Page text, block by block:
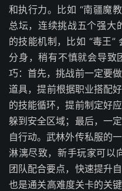
和执行力。比如 “南疆魔
总坛，连续挑战五个强大
的技能机制，比如 “毒王”
分身，稍有不慎就会导致
巧：首先，挑战前一定要
道具，提前根据职业搭配
的技能循环，提前制定好
躲到安全区域；最后，一
自行动。武林外传私服的
淋漓尽致，新手玩家可以
团队配合要点，快速提升
也是通关高难度关卡的关